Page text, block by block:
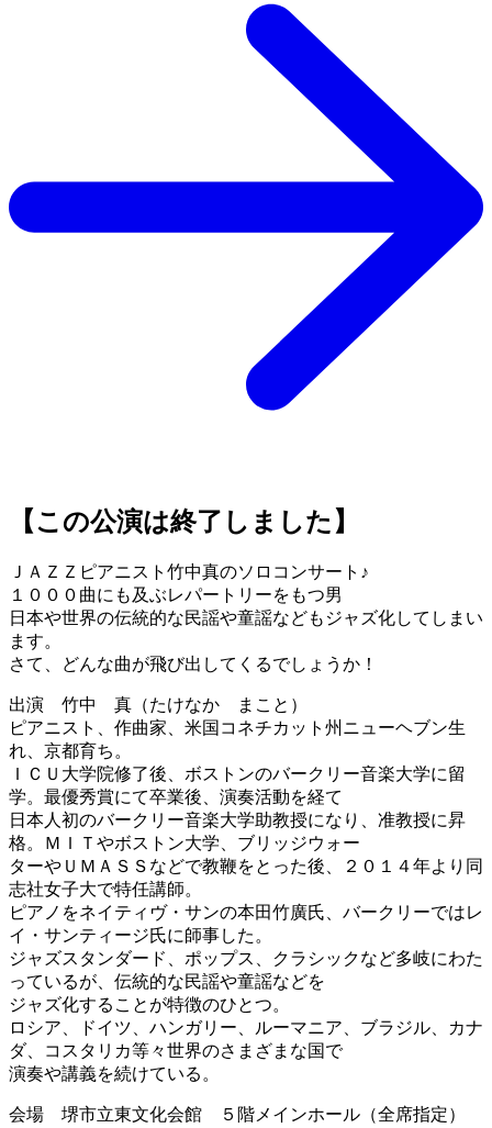
【この公演は終了しました】
ＪＡＺＺピアニスト竹中真のソロコンサート♪
１０００曲にも及ぶレパートリーをもつ男
日本や世界の伝統的な民謡や童謡などもジャズ化してしまい
ます。
さて、どんな曲が飛び出してくるでしょうか！
出演 竹中 真（たけなか まこと）
ピアニスト、作曲家、米国コネチカット州ニューヘブン生
れ、京都育ち。
ＩＣＵ大学院修了後、ボストンのバークリー音楽大学に留
学。最優秀賞にて卒業後、演奏活動を経て
日本人初のバークリー音楽大学助教授になり、准教授に昇
格。ＭＩＴやボストン大学、ブリッジウォー
ターやＵＭＡＳＳなどで教鞭をとった後、２０１４年より同
志社女子大で特任講師。
ピアノをネイティヴ・サンの本田竹廣氏、バークリーではレ
イ・サンティージ氏に師事した。
ジャズスタンダード、ポップス、クラシックなど多岐にわた
っているが、伝統的な民謡や童謡などを
ジャズ化することが特徴のひとつ。
ロシア、ドイツ、ハンガリー、ルーマニア、ブラジル、カナ
ダ、コスタリカ等々世界のさまざまな国で
演奏や講義を続けている。
会場 堺市立東文化会館 ５階メインホール（全席指定）